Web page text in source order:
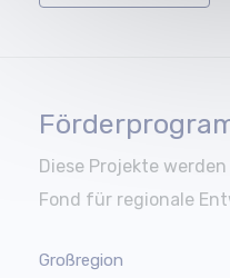
Diese Projekte
Fond für regionale
Großregion